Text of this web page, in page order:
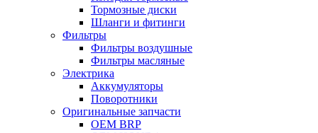
Тормозные диски
Шланги и фитинги
Фильтры
Фильтры воздушные
Фильтры масляные
Электрика
Аккумуляторы
Поворотники
Оригинальные запчасти
OEM BRP